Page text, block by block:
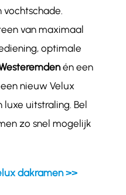
vochtschade.
van maximaal
optimale
én een
nieuw Velux
uitstraling. Bel
zo snel mogelijk
dakramen >>